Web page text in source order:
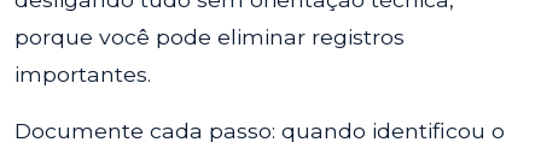
porque você pode eliminar registros
importantes.
Documente cada passo: quando identificou o